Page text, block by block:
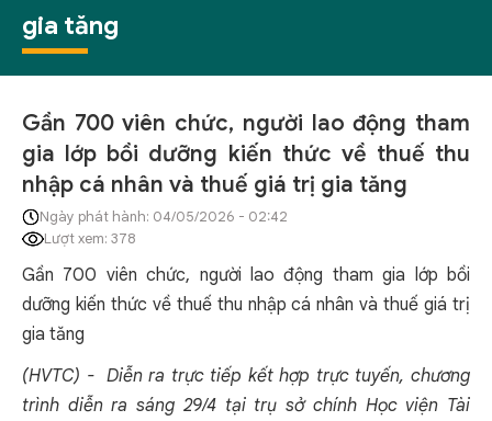
gia tăng
Gần 700 viên chức, người lao động tham
gia lớp bồi dưỡng kiến thức về thuế thu
nhập cá nhân và thuế giá trị gia tăng
Ngày phát hành: 04/05/2026 - 02:42
Lượt xem: 378
Gần 700 viên chức, người lao động tham gia lớp bồi
dưỡng kiến thức về thuế thu nhập cá nhân và thuế giá trị
gia tăng
(HVTC) - Diễn ra trực tiếp kết hợp trực tuyến, chương
trình diễn ra sáng 29/4 tại trụ sở chính Học viện Tài